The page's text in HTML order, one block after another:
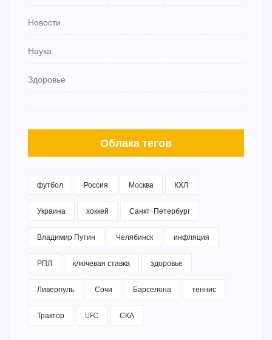
Новости
Наука
Здоровье
Облака тегов
футбол Россия Москва КХЛ
Украина хоккей Санкт-Петербург
Владимир Путин Челябинск инфляция
РПЛ ключевая ставка здоровье
Ливерпуль Сочи Барселона теннис
Трактор UFC СКА